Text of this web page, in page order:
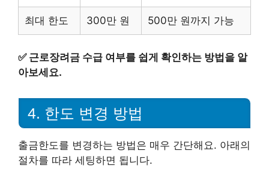
최대 한도 300만 원 500만 원까지 가능
✅ 근로장려금 수급 여부를 쉽게 확인하는 방법을 알
아보세요.
4. 한도 변경 방법
출금한도를 변경하는 방법은 매우 간단해요. 아래의
절차를 따라 세팅하면 됩니다.